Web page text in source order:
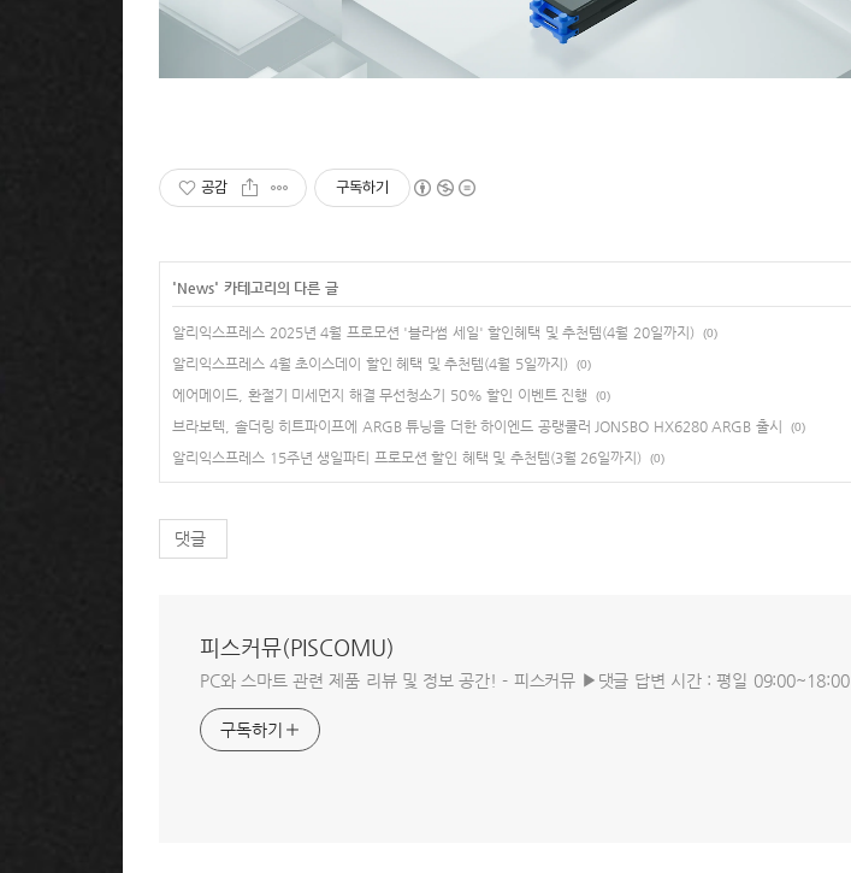
공감 구독하기
'News' 카테고리의 다른 글
알리익스프레스 2025년 4월 프로모션 '블라썸 세일' 할인혜택 및 추천템(4월 20일까지) (0)
알리익스프레스 4월 초이스데이 할인 혜택 및 추천템(4월 5일까지) (0)
에어메이드, 환절기 미세먼지 해결 무선청소기 50% 할인 이벤트 진행 (0)
브라보텍, 솔더링 히트파이프에 ARGB 튜닝을 더한 하이엔드 공랭쿨러 JONSBO HX6280 ARGB 출시 (0)
알리익스프레스 15주년 생일파티 프로모션 할인 혜택 및 추천템(3월 26일까지) (0)
댓글
피스커뮤(PISCOMU)
PC와 스마트 관련 제품 리뷰 및 정보 공간! - 피스커뮤 ▶댓글 답변 시간 : 평일 09:00~18:00
구독하기